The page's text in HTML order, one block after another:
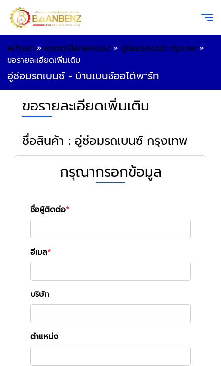
หน้าแรก » แคตตาล็อกออนไลน์ » อู่ซ่อมรถเบนซ์ กรุงเทพ »
ขอรายละเอียดเพิ่มเติม
อู่ซ่อมรถเบนซ์ - บ้านเบนซ์ออโต้พาร์ท
ขอรายละเอียดเพิ่มเติม
ชื่อสินค้า : อู่ซ่อมรถเบนซ์ กรุงเทพ
กรุณากรอกข้อมูล
ชื่อผู้ติดต่อ
อีเมล
บริษัท
ตำแหน่ง